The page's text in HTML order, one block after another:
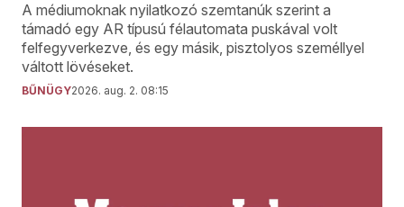
A médiumoknak nyilatkozó szemtanúk szerint a
támadó egy AR típusú félautomata puskával volt
felfegyverkezve, és egy másik, pisztolyos személlyel
váltott lövéseket.
BŰNÜGY2026. aug. 2. 08:15